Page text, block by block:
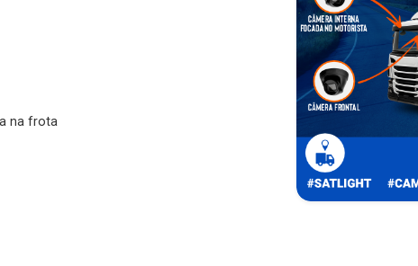
na frota